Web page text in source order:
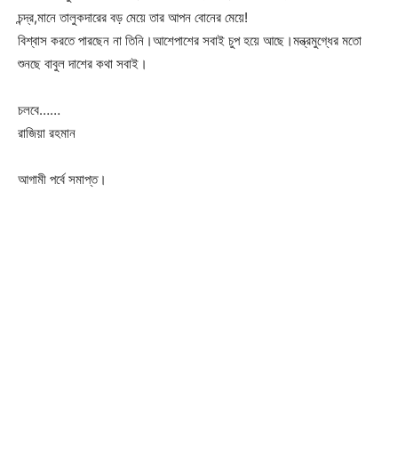
চন্দ্র,মানে তালুকদারের বড় মেয়ে তার আপন বোনের মেয়ে!
বিশ্বাস করতে পারছেন না তিনি।আশেপাশের সবাই চুপ হয়ে আছে।মন্ত্রমুগ্ধের মতো
শুনছে বাবুল দাশের কথা সবাই।
চলবে……
রাজিয়া রহমান
আগামী পর্বে সমাপ্ত।